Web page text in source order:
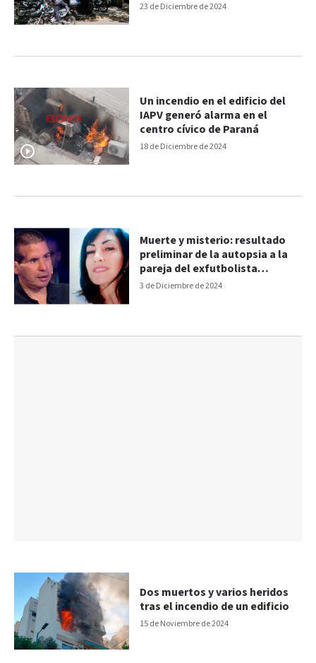
23 de Diciembre de 2024
18 de Diciembre de 2024
Un incendio en el edificio del
IAPV generó alarma en el
centro cívico de Paraná
3 de Diciembre de 2024
Muerte y misterio: resultado
preliminar de la autopsia a la
pareja del exfutbolista
Fernando Cáceres
15 de Noviembre de 2024
Dos muertos y varios heridos
tras el incendio de un edificio